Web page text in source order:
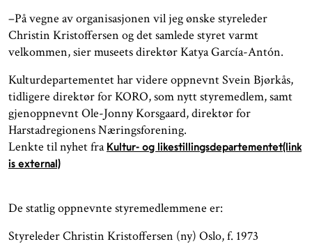
–På vegne av organisasjonen vil jeg ønske styreleder
Christin Kristoffersen og det samlede styret varmt
velkommen, sier museets direktør Katya García-Antón.
Kulturdepartementet har videre oppnevnt Svein Bjørkås,
tidligere direktør for KORO, som nytt styremedlem, samt
gjenoppnevnt Ole-Jonny Korsgaard, direktør for
Harstadregionens Næringsforening.
Lenkte til nyhet fra Kultur- og likestillingsdepartementet(link
is external)
De statlig oppnevnte styremedlemmene er:
Styreleder Christin Kristoffersen (ny) Oslo, f. 1973